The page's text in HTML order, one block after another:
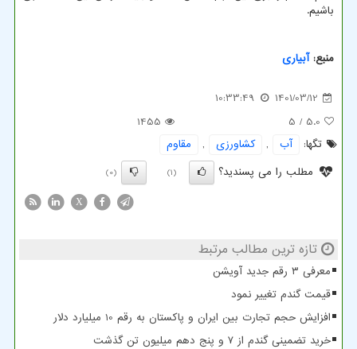
باشیم.
منبع:آبیاری
1401/03/12
10:33:49
5.0
/ 5
1455
تگها:
آب , كشاورزی ,
مقاوم
مطلب را می پسندید؟
(1)
(0)
X
تازه ترین مطالب مرتبط
معرفی ۳ رقم جدید آویشن
قیمت گندم تغییر نمود
افزایش حجم تجارت بین ایران و پاکستان به رقم 10 میلیارد دلار
خرید تضمینی گندم از ۷ و پنج دهم میلیون تن گذشت